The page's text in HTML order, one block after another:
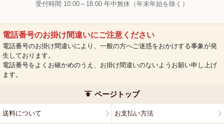
受付時間 10:00～18:00 年中無休（年末年始を除く）
電話番号のお掛け間違いにご注意ください
電話番号のお掛け間違いにより、一般の方へご迷惑をおかけする事象が発
生しております。
電話番号をよくお確かめのうえ、お掛け間違いのないようお願い申し上げ
ます。
ページトップ
送料について お支払い方法